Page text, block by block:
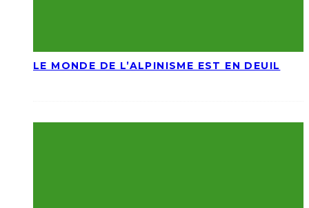
LE MONDE DE L’ALPINISME EST EN DEUIL